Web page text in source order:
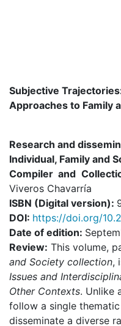
Subjective
Approaches to Family
Research and
Individual, Family and
Compiler and
Viveros Chavarría
ISBN (Digital version):
DOI: https://doi.org/
Date of edition:
Review: This volume,
and Society collection,
Issues and
Other Contexts. Unlike
follow a single
disseminate a diverse